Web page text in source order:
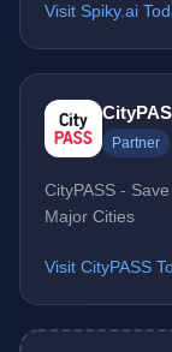
Visit Spiky.ai
Partner
CityPASS -
Major Cities
Visit CityPASS